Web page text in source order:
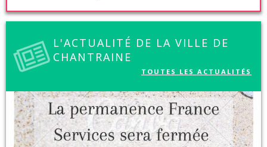
L'ACTUALITÉ DE LA VILLE DE
CHANTRAINE
TOUTES LES ACTUALITÉS